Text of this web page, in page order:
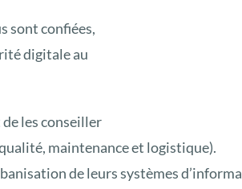
sont confiées,
digitale au
les conseiller
maintenance et logistique).
de leurs systèmes